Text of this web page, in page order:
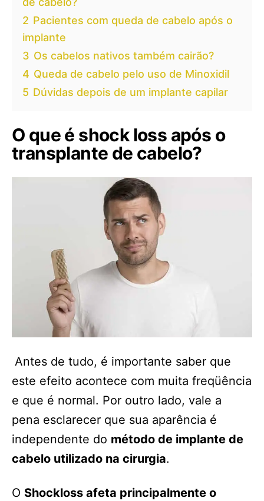
2 Pacientes com queda de cabelo após o
implante
3 Os cabelos nativos também cairão?
4 Queda de cabelo pelo uso de Minoxidil
5 Dúvidas depois de um implante capilar
O que é shock loss após o
transplante de cabelo?
Antes de tudo, é importante saber que
este efeito acontece com muita freqüência
e que é normal. Por outro lado, vale a
pena esclarecer que sua aparência é
independente do método de implante de
cabelo utilizado na cirurgia.
O Shockloss afeta principalmente o